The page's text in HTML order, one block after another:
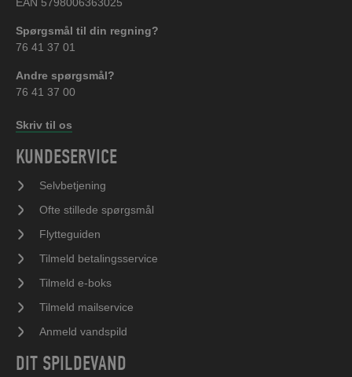
Spørgsmål til din regning?
76 41 37 01
Andre spørgsmål?
76 41 37 00
Skriv til os
KUNDESERVICE
Selvbetjening
Ofte stillede spørgsmål
Flytteguiden
Tilmeld betalingsservice
Tilmeld e-boks
Tilmeld mailservice
Anmeld vandspild
DIT SPILDEVAND